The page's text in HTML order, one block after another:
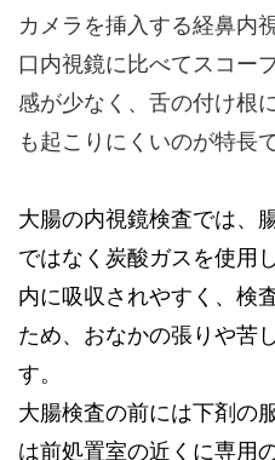
カメラを挿入する経鼻内
口内視鏡に比べてスコー
感が少なく、舌の付け根
も起こりにくいのが特長で
大腸の内視鏡検査では、
ではなく炭酸ガスを使用
内に吸収されやすく、検
ため、おなかの張りや苦
す。
大腸検査の前には下剤の
は前処置室の近くに専用